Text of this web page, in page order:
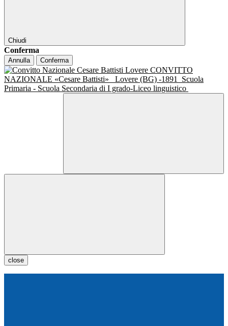
Chiudi
Conferma
Annulla Conferma
CONVITTO
NAZIONALE «Cesare Battisti»
Lovere (BG) -1891
Scuola
Primaria - Scuola Secondaria di I grado-Liceo linguistico
close